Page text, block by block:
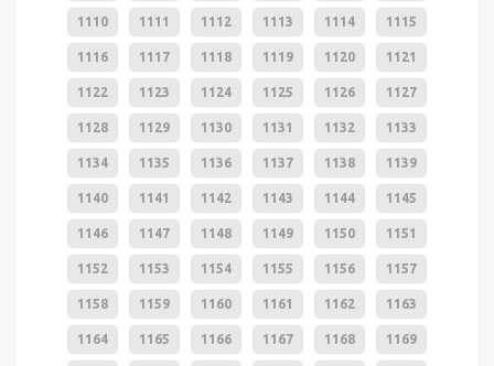
1110 1111 1112 1113 1114 1115
1116 1117 1118 1119 1120 1121
1122 1123 1124 1125 1126 1127
1128 1129 1130 1131 1132 1133
1134 1135 1136 1137 1138 1139
1140 1141 1142 1143 1144 1145
1146 1147 1148 1149 1150 1151
1152 1153 1154 1155 1156 1157
1158 1159 1160 1161 1162 1163
1164 1165 1166 1167 1168 1169